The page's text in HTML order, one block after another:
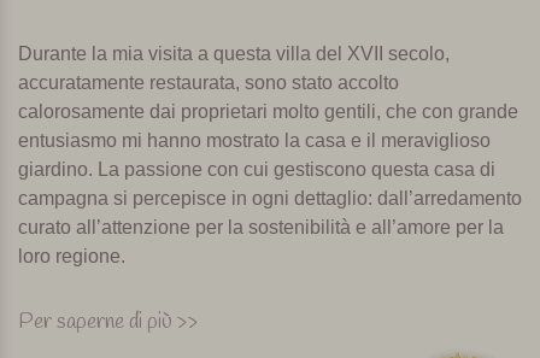
Durante la mia visita a questa villa del XVII secolo,
accuratamente restaurata, sono stato accolto
calorosamente dai proprietari molto gentili, che con grande
entusiasmo mi hanno mostrato la casa e il meraviglioso
giardino. La passione con cui gestiscono questa casa di
campagna si percepisce in ogni dettaglio: dall’arredamento
curato all’attenzione per la sostenibilità e all’amore per la
loro regione.
La villa, costruita alla fine del XVII secolo, un tempo
serviva come residenza estiva per famiglie nobili della
Per saperne di più >>